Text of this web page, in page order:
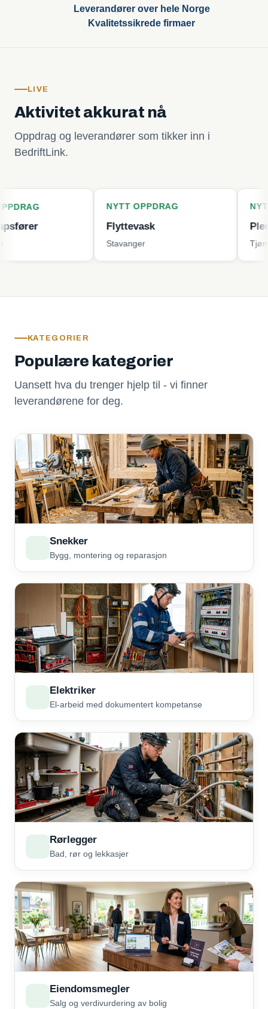
Leverandører over hele Norge
Kvalitetssikrede firmaer
LIVE
Aktivitet akkurat nå
Oppdrag og leverandører som tikker inn i
BedriftLink.
NYTT OPPDRAG
Flyttevask
NYTT
KATEGORIER
Populære kategorier
Uansett hva du trenger hjelp til - vi finner
leverandørene for deg.
Snekker
Bygg, montering og reparasjon
Elektriker
El-arbeid med dokumentert kompetanse
Rørlegger
Bad, rør og lekkasjer
Eiendomsmegler
Salg og verdivurdering av bolig